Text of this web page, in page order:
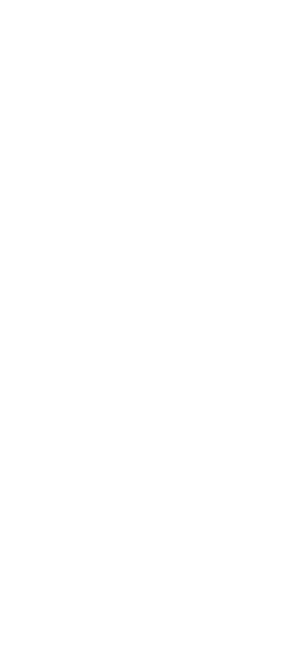
Además, se ha
internacionales
dar con el paradero de
y que son también de
actuaciones han sido
El piloto
Barbate
Cabe recordar que en
narcolancha que
embistió hasta